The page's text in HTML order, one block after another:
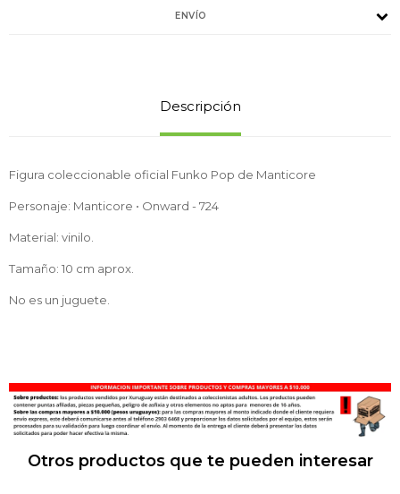
ENVÍO
Descripción
Figura coleccionable oficial Funko Pop de Manticore
Personaje: Manticore • Onward - 724
Material: vinilo.
Tamaño: 10 cm aprox.
No es un juguete.
Otros productos que te pueden interesar